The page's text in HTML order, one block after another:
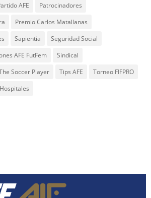
AFE
Patrocinadores
Premio Carlos Matallanas
Sapientia
Seguridad Social
AFE FutFem
Sindical
Soccer Player Tips AFE
Torneo FIFPRO